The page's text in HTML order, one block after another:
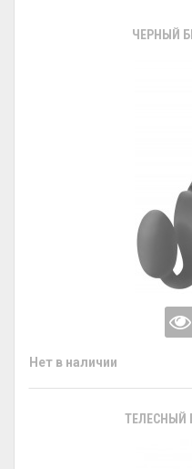
ЧЕРНЫЙ
Нет в наличии
ТЕЛЕСНЫЙ